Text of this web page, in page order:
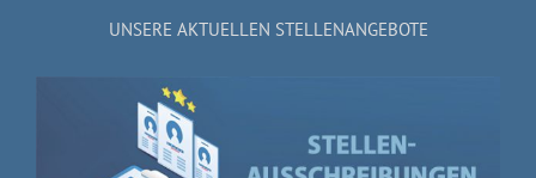
UNSERE AKTUELLEN STELLENANGEBOTE